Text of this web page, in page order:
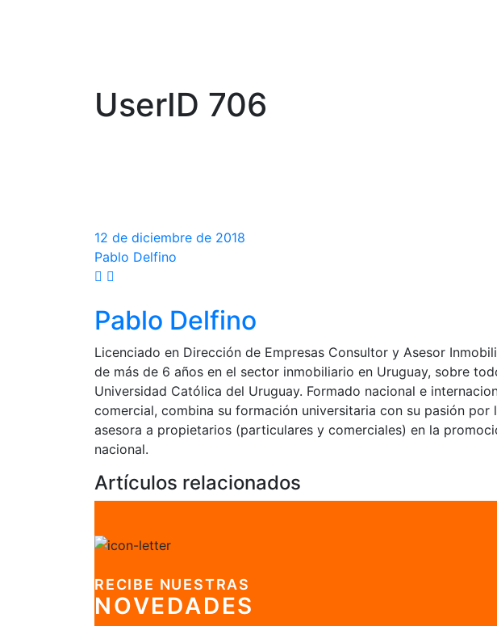
UserID 706
12 de diciembre de 2018
Pablo Delfino
Pablo Delfino
Licenciado en Dirección de Empresas Consultor y Asesor
de más de 6 años en el sector inmobiliario en Uruguay, sobre
Universidad Católica del Uruguay. Formado nacional e
comercial, combina su formación universitaria con su pasión
asesora a propietarios (particulares y comerciales) en la
nacional.
Artículos relacionados
RECIBE NUESTRAS
NOVEDADES